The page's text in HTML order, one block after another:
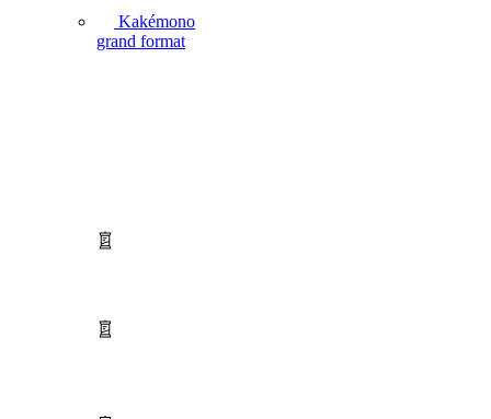
Kakémono
grand format